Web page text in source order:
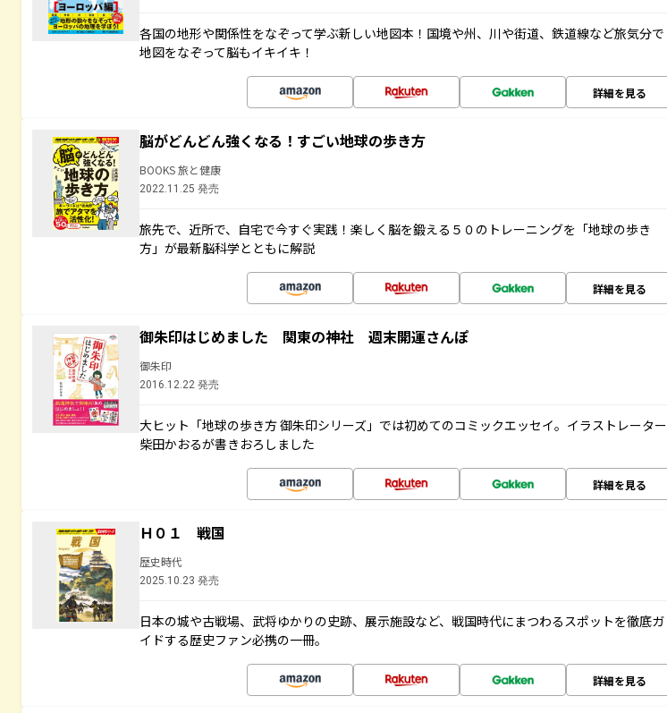
各国の地形や関係性をなぞって学ぶ新しい地図本！国境や州、川や街道、鉄道線など旅気分で
地図をなぞって脳もイキイキ！
詳細を見る
脳がどんどん強くなる！すごい地球の歩き方
BOOKS 旅と健康
2022.11.25 発売
旅先で、近所で、自宅で今すぐ実践！楽しく脳を鍛える５０のトレーニングを「地球の歩き
方」が最新脳科学とともに解説
詳細を見る
御朱印はじめました 関東の神社 週末開運さんぽ
御朱印
2016.12.22 発売
大ヒット「地球の歩き方 御朱印シリーズ」では初めてのコミックエッセイ。イラストレーター
柴田かおるが書きおろしました
詳細を見る
Ｈ０１ 戦国
歴史時代
2025.10.23 発売
日本の城や古戦場、武将ゆかりの史跡、展示施設など、戦国時代にまつわるスポットを徹底ガ
イドする歴史ファン必携の一冊。
詳細を見る